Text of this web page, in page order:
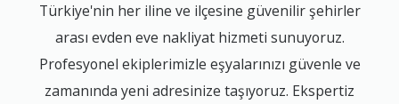
Türkiye'nin her iline ve ilçesine güvenilir şehirler
arası evden eve nakliyat hizmeti sunuyoruz.
Profesyonel ekiplerimizle eşyalarınızı güvenle ve
zamanında yeni adresinize taşıyoruz. Ekspertiz